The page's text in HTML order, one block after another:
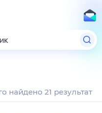
найдено 21 результат